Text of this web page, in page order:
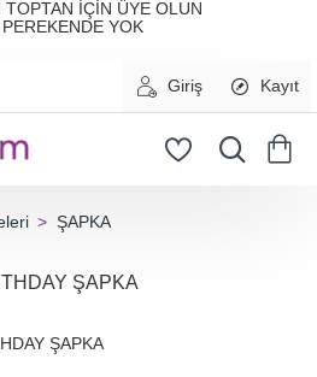
TOPTAN İÇİN ÜYE OLUN
YOK
Giriş Kayıt
ŞAPKA
ŞAPKA